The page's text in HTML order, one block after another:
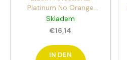
Platinum No Orange
Mousse 200ml Mousse
zur Neutralisierung von
Orangetönen in
gebleichtem Haar
Skladem
€16,14
IN DEN